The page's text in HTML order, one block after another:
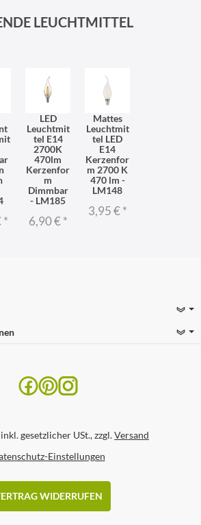
LEUCHTMITTEL
*
LED
Leuchtmit
tel E14
2700K
470lm
Kerzenfor
m
Dimmbar
- LM185
6,90 €*
Mattes
Leuchtmit
tel LED
E14
Kerzenfor
m 2700 K
470 lm -
LM148
3,95 €*
gesetzlicher USt., zzgl.Versand
Einstellungen
WIDERRUFEN